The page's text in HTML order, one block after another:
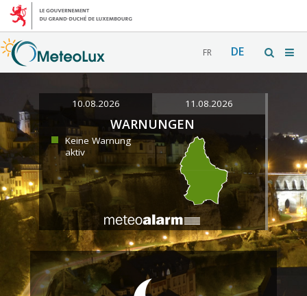
FR DE
10.08.2026 11.08.2026
WARNUNGEN
Keine Warnung
aktiv